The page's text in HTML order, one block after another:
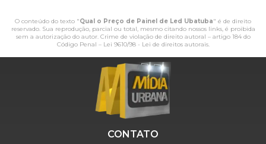
O conteúdo do texto "Qual o Preço de Painel de Led Ubatuba" é de direito
reservado. Sua reprodução, parcial ou total, mesmo citando nossos links, é proibida
sem a autorização do autor. Crime de violação de direito autoral – artigo 184 do
Código Penal – Lei 9610/98 - Lei de direitos autorais.
CONTATO